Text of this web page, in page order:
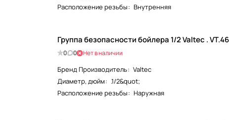
Расположение резьбы: Внутренняя
Группа безопасности бойлера 1/2 Valtec .
0 0 Нет в наличии
Бренд Производитель: Valtec
Диаметр, дюйм: .1/2&quot;
Расположение резьбы: Наружная